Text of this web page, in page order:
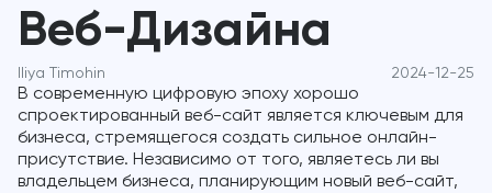
Веб-Дизайна
Iliya Timohin 2024-12-25
В современную цифровую эпоху хорошо
спроектированный веб-сайт является ключевым для
бизнеса, стремящегося создать сильное онлайн-
присутствие. Независимо от того, являетесь ли вы
владельцем бизнеса, планирующим новый веб-сайт,